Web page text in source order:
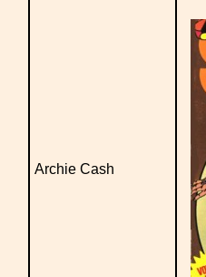
Archie Cash